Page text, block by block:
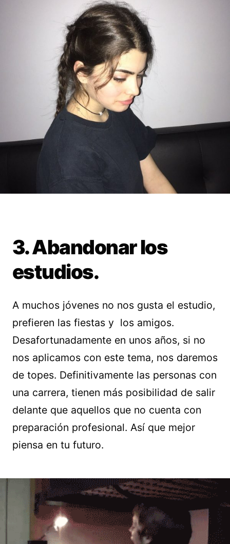
3. Abandonar los
estudios.
A muchos jóvenes no nos gusta el estudio,
prefieren las fiestas y los amigos.
Desafortunadamente en unos años, si no
nos aplicamos con este tema, nos daremos
de topes. Definitivamente las personas con
una carrera, tienen más posibilidad de salir
delante que aquellos que no cuenta con
preparación profesional. Así que mejor
piensa en tu futuro.